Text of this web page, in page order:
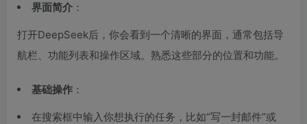
界面简介 ：
打开DeepSeek后，你会看到一个清晰的界面，通常包括导
航栏、功能列表和操作区域。熟悉这些部分的位置和功能。
基础操作 ：
在搜索框中输入你想执行的任务，比如“写一封邮件”或